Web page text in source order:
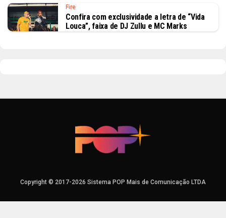
Fire
Confira com exclusividade a letra de “Vida
Louca”, faixa de DJ Zullu e MC Marks
Copyright © 2017-2026 Sistema POP Mais de Comunicação LTDA